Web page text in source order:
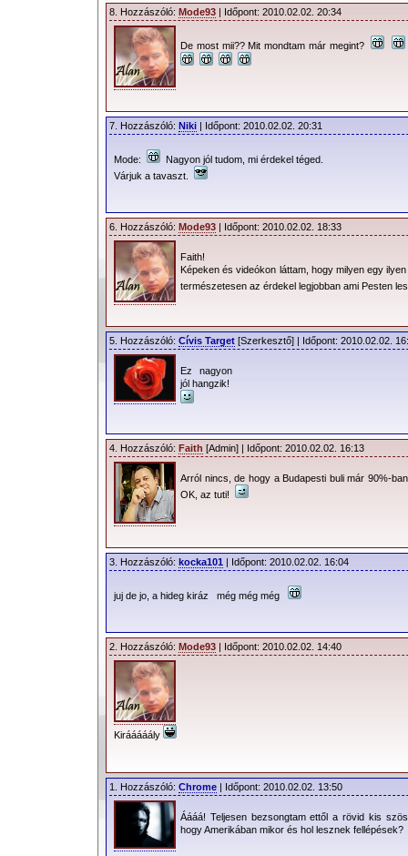
8. Hozzászóló: Mode93 | Időpont: 2010.02.02. 20:34
De most mii?? Mit mondtam már megint?
7. Hozzászóló: Niki | Időpont: 2010.02.02. 20:31
Mode:
Nagyon jól tudom, mi érdekel téged.
Várjuk a tavaszt.
6. Hozzászóló: Mode93 | Időpont: 2010.02.02. 18:33
Faith!
Képeken és videókon láttam, hogy milyen egy
természetesen az érdekel legjobban ami Pesten
5. Hozzászóló: Cívis Target [Szerkesztő] | Időpont: 2010.02.02.
Ez nagyon
jól hangzik!
4. Hozzászóló: Faith [Admin] | Időpont: 2010.02.02. 16:13
Arról nincs, de hogy a Budapesti buli már 90%-ban
OK, az tuti!
3. Hozzászóló: kocka101 | Időpont: 2010.02.02. 16:04
juj de jo, a hideg kiráz még még még
2. Hozzászóló: Mode93 | Időpont: 2010.02.02. 14:40
Kirááááály
1. Hozzászóló: Chrome | Időpont: 2010.02.02. 13:50
Áááá! Teljesen bezsongtam ettől a rövid kis
hogy Amerikában mikor és hol lesznek fellépések?